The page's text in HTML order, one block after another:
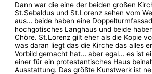
Dann war die eine der beiden großen
St.Sebaldus und St.Lorenz sehen vom
aus… beide haben eine
hochgotisches Langhaus und beide
Chöre. St.Lorenz gilt eher als die Kopie
was daran liegt das die Kirche das alles
Vorbild gemacht hat… aber egal… es ist
einer für ein protestantisches Haus
Ausstattung. Das größte Kunstwerk ist